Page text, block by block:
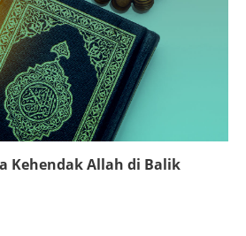
Kehendak Allah di Balik